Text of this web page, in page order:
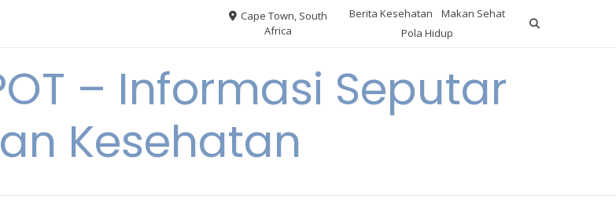
Cape Town, South
Africa
Berita Kesehatan
Makan Sehat
Pola Hidup
– Informasi Seputar
Kesehatan